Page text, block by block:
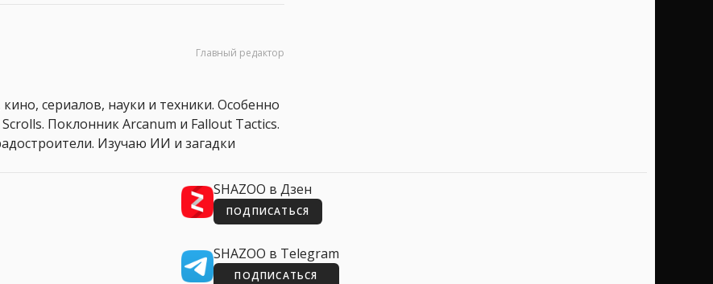
Главный редактор
сериалов, науки и техники. Особенно
Поклонник Arcanum и Fallout Tactics.
Изучаю ИИ и загадки
SHAZOO в Дзен
ПОДПИСАТЬСЯ
SHAZOO в Telegram
ПОДПИСАТЬСЯ